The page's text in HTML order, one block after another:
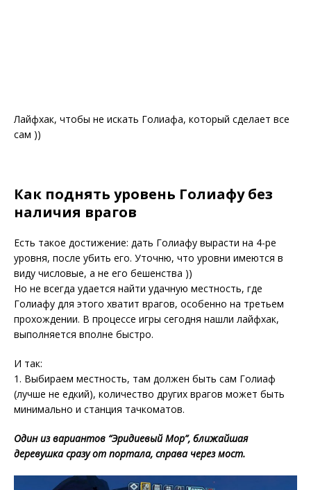
Лайфхак, чтобы не искать Голиафа, который сделает все
сам ))
Как поднять уровень Голиафу без
наличия врагов
Есть такое достижение: дать Голиафу вырасти на 4-ре
уровня, после убить его. Уточню, что уровни имеются в
виду числовые, а не его бешенства ))
Но не всегда удается найти удачную местность, где
Голиафу для этого хватит врагов, особенно на третьем
прохождении. В процессе игры сегодня нашли лайфхак,
выполняется вполне быстро.
И так:
1. Выбираем местность, там должен быть сам Голиаф
(лучше не едкий), количество других врагов может быть
минимально и станция тачкоматов.
Один из вариантов “Эридиевый Мор”, ближайшая
деревушка сразу от портала, справа через мост.